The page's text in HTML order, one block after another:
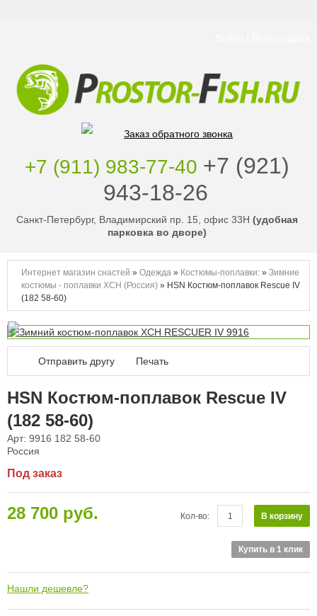
Заказ обратного звонка
+7 (911) 983-77-40 ‭+7 (921)
943-18-26
Санкт-Петербург, Владимирский пр. 15, офис 33Н (удобная
парковка во дворе)
Интернет магазин снастей » Одежда » Костюмы-поплавки: » Зимние
костюмы - поплавки ХСН (Россия) » HSN Костюм-поплавок Rescue IV
(182 58-60)
Отправить другу Печать
HSN Костюм-поплавок Rescue IV
(182 58-60)
Арт: 9916 182 58-60
Россия
Под заказ
28 700 руб. В корзину
Кол-во:
Купить в 1 клик
Нашли дешевле?